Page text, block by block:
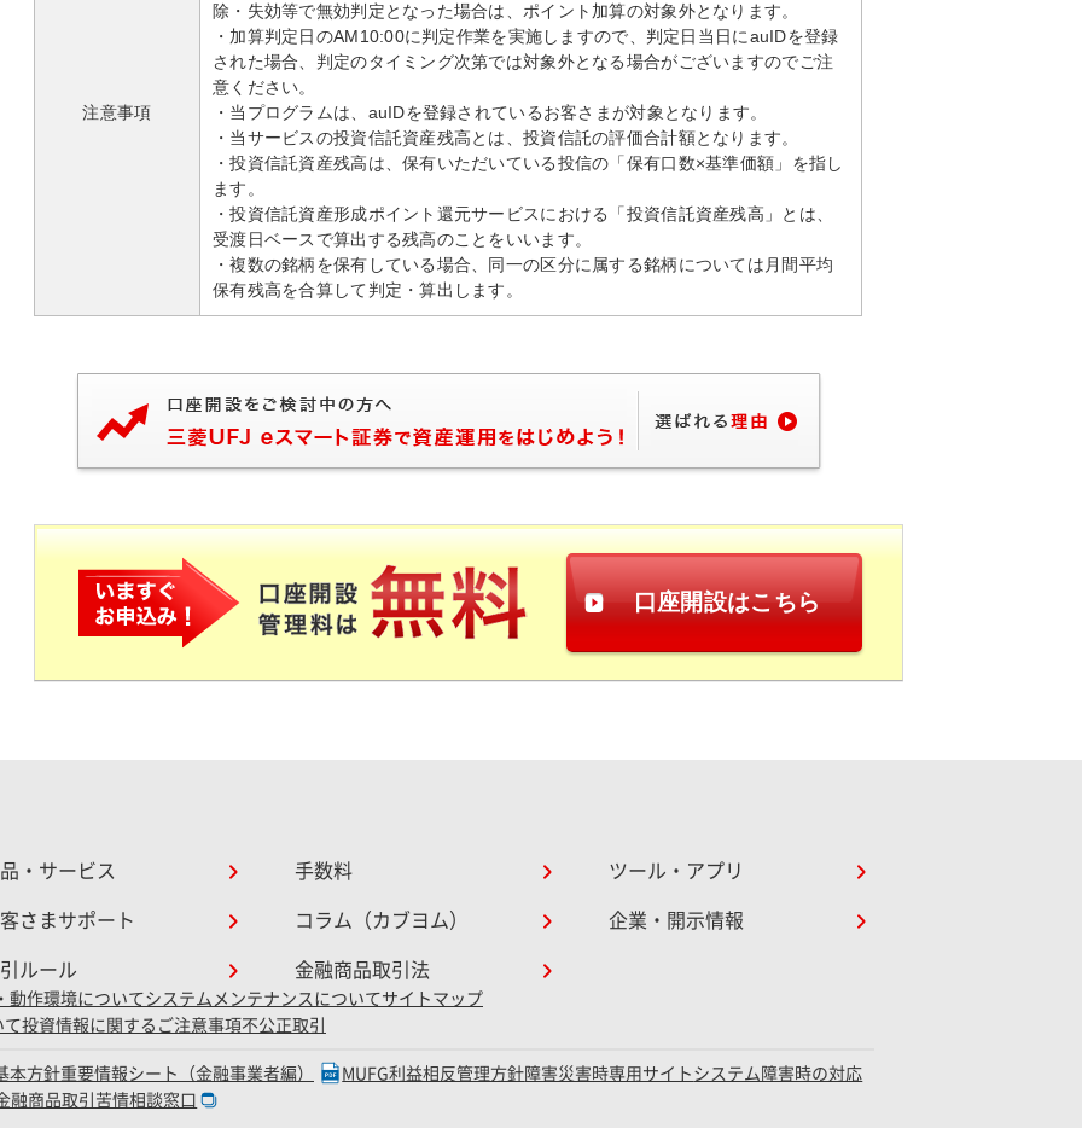
注意事項
除・失効等で無効判定となった場合は、ポイント加算の対象外となります。
・加算判定日のAM10:00に判定作業を実施しますので、判定日当日にauIDを登録
された場合、判定のタイミング次第では対象外となる場合がございますのでご注
意ください。
・当プログラムは、auIDを登録されているお客さまが対象となります。
・当サービスの投資信託資産残高とは、投資信託の評価合計額となります。
・投資信託資産残高は、保有いただいている投信の「保有口数×基準価額」を指し
ます。
・投資信託資産形成ポイント還元サービスにおける「投資信託資産残高」とは、
受渡日ベースで算出する残高のことをいいます。
・複数の銘柄を保有している場合、同一の区分に属する銘柄については月間平均
保有残高を合算して判定・算出します。
口座開設はこちら
・サービス 手数料 ツール・アプリ
さまサポート コラム（カブヨム） 企業・開示情報
ルール 金融商品取引法
動作環境についてシステムメンテナンスについてサイトマップ
て投資情報に関するご注意事項不公正取引
本方針重要情報シート（金融事業者編） MUFG利益相反管理方針障害災害時専用サイト システム障害時の対応
融商品取引苦情相談窓口